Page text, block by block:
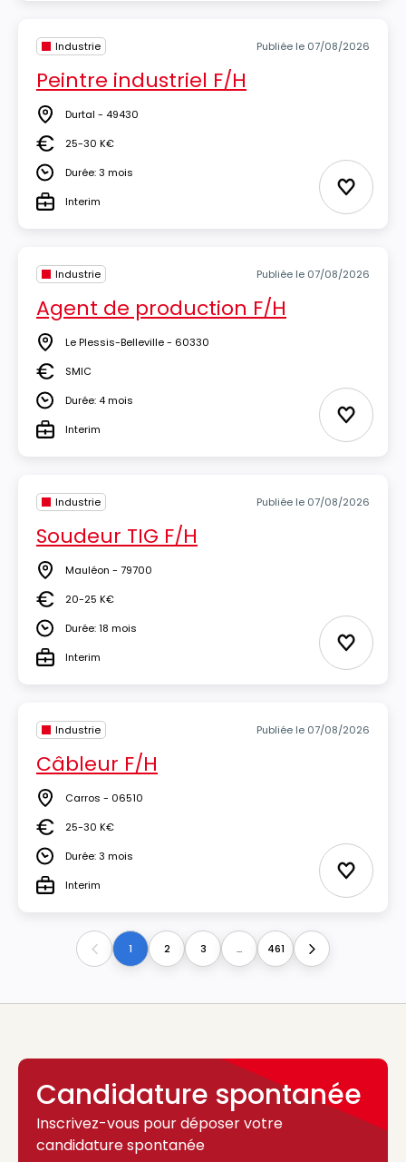
Industrie Publiée le 07/08/2026
Peintre industriel F/H
Lieu Durtal - 49430
Salaire25-30 K€
DuréeDurée: 3 mois
TypeInterim Ajouter
Industrie Publiée le 07/08/2026
Agent de production F/H
Lieu Le Plessis-Belleville - 60330
Salaire
SMIC
DuréeDurée: 4 mois
TypeInterim Ajouter
Industrie Publiée le 07/08/2026
Soudeur TIG F/H
Lieu Mauléon - 79700
Salaire20-25 K€
DuréeDurée: 18 mois
TypeInterim Ajouter
Industrie Publiée le 07/08/2026
Câbleur F/H
Lieu Carros - 06510
Salaire25-30 K€
DuréeDurée: 3 mois
TypeInterim Ajouter
Previous1 2 3 ... 461 Next
Candidature spontanée
Inscrivez-vous pour déposer votre
candidature spontanée